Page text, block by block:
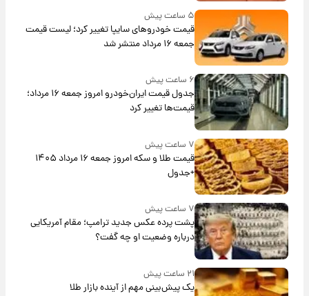
۵ ساعت پیش
قیمت خودروهای سایپا تغییر کرد؛ لیست قیمت
جمعه ۱۶ مرداد منتشر شد
۶ ساعت پیش
جدول قیمت ایران‌خودرو امروز جمعه ۱۶ مرداد؛
قیمت‌ها تغییر کرد
۷ ساعت پیش
قیمت طلا و سکه امروز جمعه ۱۶ مرداد ۱۴۰۵
+جدول
۷ ساعت پیش
پشت پرده عکس جدید ترامپ؛ مقام آمریکایی
درباره وضعیت او چه گفت؟
۲۱ ساعت پیش
یک پیش‌بینی مهم از آینده بازار طلا